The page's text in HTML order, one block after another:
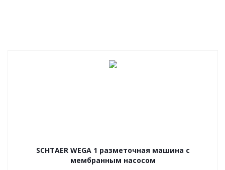
SCHTAER WEGA 1 разметочная машина с
мембранным насосом